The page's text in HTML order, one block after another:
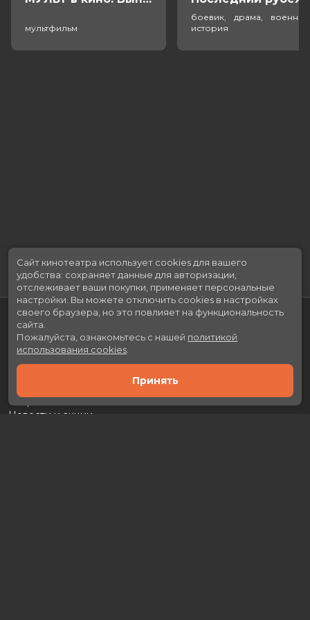
мультфильм
боевик, драма,
история
Скоро в кино
Новости и акции
Сайт кинотеатра использует cookies для вашего
удобства: сохраняет данные для авторизации,
отслеживает ваши покупки, применяет персональные
настройки. Вы можете отключить cookies в настройках
своего браузера, но это повлияет на функциональность
сайта.
Пожалуйста, ознакомьтесь с нашей политикой
использования cookies
Принять